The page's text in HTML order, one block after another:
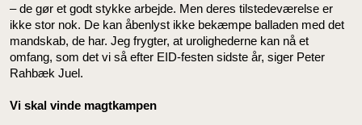
– de gør et godt stykke arbejde. Men deres tilstedeværelse er
ikke stor nok. De kan åbenlyst ikke bekæmpe balladen med det
mandskab, de har. Jeg frygter, at urolighederne kan nå et
omfang, som det vi så efter EID-festen sidste år, siger Peter
Rahbæk Juel.
Vi skal vinde magtkampen